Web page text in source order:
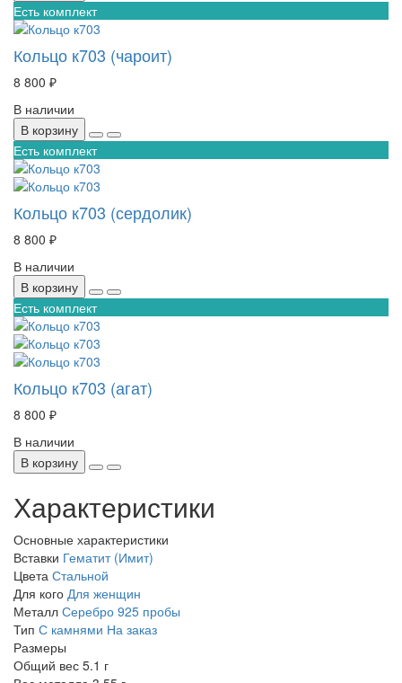
Есть комплект
Кольцо к703 (чароит)
8 800 ₽
В наличии
В корзину
Есть комплект
Кольцо к703 (сердолик)
8 800 ₽
В наличии
В корзину
Есть комплект
Кольцо к703 (агат)
8 800 ₽
В наличии
В корзину
Характеристики
Основные характеристики
Вставки Гематит (Имит)
Цвета Стальной
Для кого Для женщин
Металл Серебро 925 пробы
Тип С камнями На заказ
Размеры
Общий вес 5.1 г